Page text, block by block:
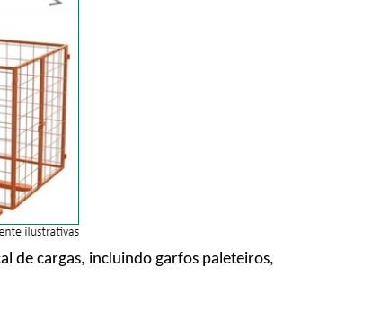
de cargas, incluindo garfos paleteiros,